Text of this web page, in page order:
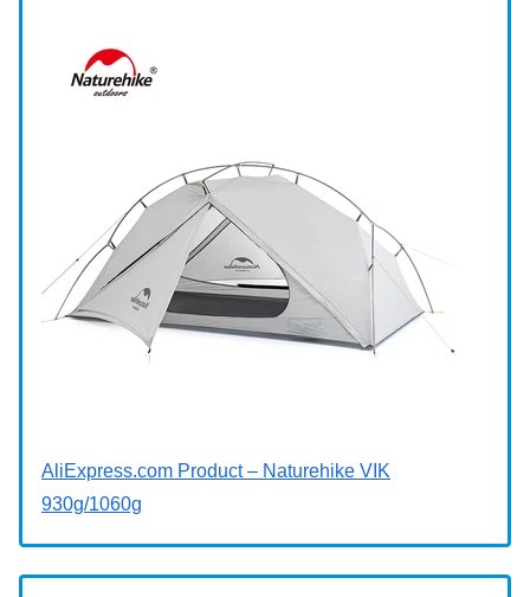
AliExpress.com Product – Naturehike VIK
930g/1060g